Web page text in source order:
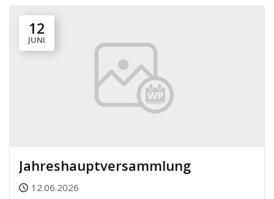
12
JUNI
Jahreshauptversammlung
12.06.2026